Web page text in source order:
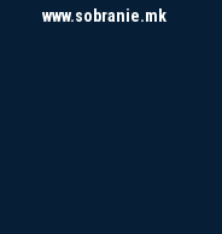
www.sobranie.mk